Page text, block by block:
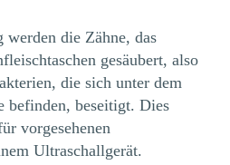
werden die Zähne, das
gesäubert, also
die sich unter dem
befinden, beseitigt. Dies
vorgesehenen
Ultraschallgerät.